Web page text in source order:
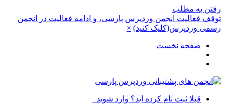
رفتن به مطلب
توقف فعالیت انجمن وردپرس پارسی، و ادامه فعالیت در انجمن
رسمی وردپرس(کلیک کنید) ×
صفحه نخست
قبلا ثبت نام کرده اید؟ وارد شوید